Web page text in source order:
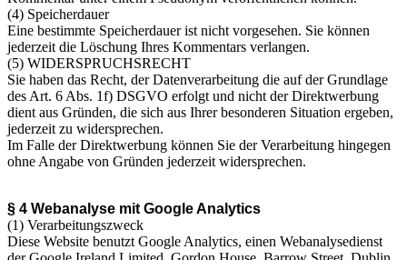
(4) Speicherdauer
Eine bestimmte Speicherdauer ist nicht vorgesehen. Sie können
jederzeit die Löschung Ihres Kommentars verlangen.
(5) WIDERSPRUCHSRECHT
Sie haben das Recht, der Datenverarbeitung die auf der Grundlage
des Art. 6 Abs. 1f) DSGVO erfolgt und nicht der Direktwerbung
dient aus Gründen, die sich aus Ihrer besonderen Situation ergeben,
jederzeit zu widersprechen.
Im Falle der Direktwerbung können Sie der Verarbeitung hingegen
ohne Angabe von Gründen jederzeit widersprechen.
§ 4 Webanalyse mit Google Analytics
(1) Verarbeitungszweck
Diese Website benutzt Google Analytics, einen Webanalysedienst